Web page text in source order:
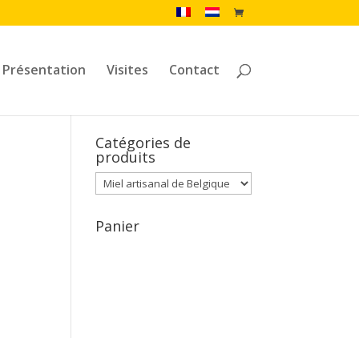
Présentation Visites Contact
Catégories de
produits
Panier